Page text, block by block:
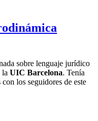
sobre lenguaje jurídico
la UIC Barcelona. Tenía
los seguidores de este